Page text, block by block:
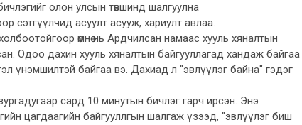
олон улсын төвшинд шалгуулна
сэтгүүлчид асуулт асууж, хариулт авлаа.
өмнө нь Ардчилсан намаас хууль хяналтын
Одоо дахин хууль хяналтын байгууллагад хандаж байгаа
үнэмшилтэй байгаа вэ. Дахиад л "эвлүүлэг байна" гэдэг
сард 10 минутын бичлэг гарч ирсэн. Энэ
цагдаагийн байгууллгын шалгаж үзээд, "эвлүүлэг биш